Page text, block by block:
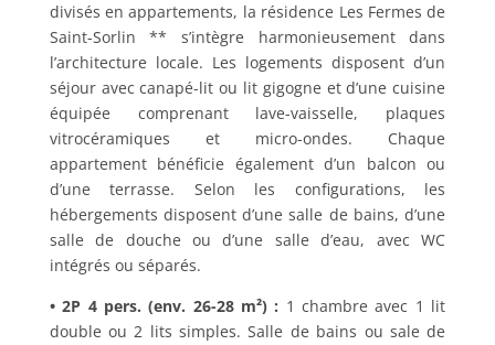
divisés en appartements, la résidence Les Fermes de
Saint-Sorlin ** s’intègre harmonieusement dans
l’architecture locale. Les logements disposent d’un
séjour avec canapé-lit ou lit gigogne et d’une cuisine
équipée comprenant lave-vaisselle, plaques
vitrocéramiques et micro-ondes. Chaque
appartement bénéficie également d’un balcon ou
d’une terrasse. Selon les configurations, les
hébergements disposent d’une salle de bains, d’une
salle de douche ou d’une salle d’eau, avec WC
intégrés ou séparés.
• 2P 4 pers. (env. 26-28 m²) : 1 chambre avec 1 lit
double ou 2 lits simples. Salle de bains ou sale de